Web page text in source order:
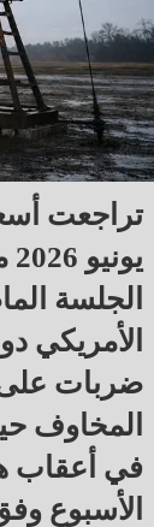
الجلسة
الأمريكي
ضربات على
المخاوف
في أعقاب
الأسبوع